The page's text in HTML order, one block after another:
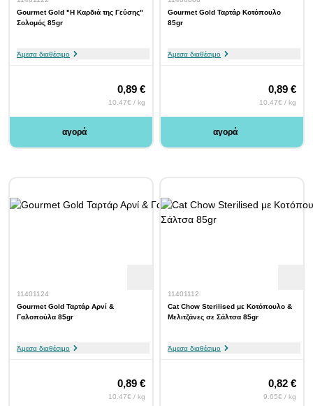
Gourmet Gold "Η Καρδιά της Γεύσης"
Σολομός 85gr
Άμεσα διαθέσιμο
0,89 €
10.47€ / kg
αγορά
Gourmet Gold Ταρτάρ Κοτόπουλο
85gr
Άμεσα διαθέσιμο
0,89 €
10.47€ / kg
αγορά
11401124
Gourmet Gold Ταρτάρ Αρνί &
Γαλοπούλα 85gr
Άμεσα διαθέσιμο
0,89 €
10.47€ / kg
11401112
Cat Chow Sterilised με Κοτόπουλο &
Μελιτζάνες σε Σάλτσα 85gr
Άμεσα διαθέσιμο
0,82 €
9.65€ / kg